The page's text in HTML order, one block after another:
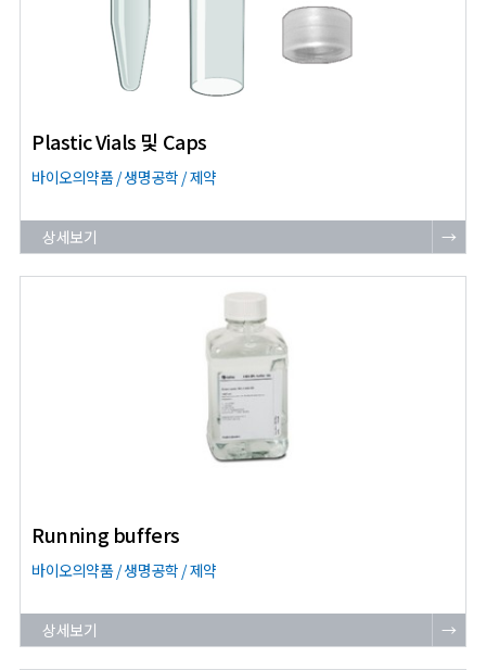
Plastic Vials 및 Caps
바이오의약품 / 생명공학 / 제약
상세보기 →
Running buffers
바이오의약품 / 생명공학 / 제약
상세보기 →